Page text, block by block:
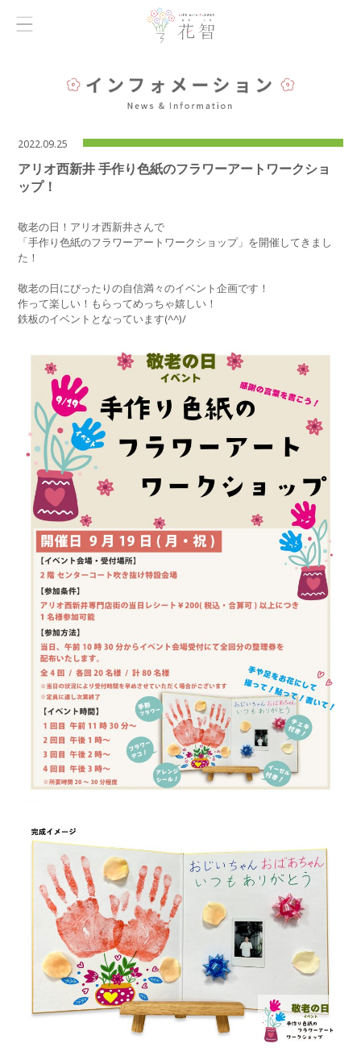
2022.09.25
アリオ西新井 手作り色紙のフラワーアートワークショ
ップ！
敬老の日！アリオ西新井さんで
「手作り色紙のフラワーアートワークショップ」を開催してきまし
た！
敬老の日にぴったりの自信満々のイベント企画です！
作って楽しい！もらってめっちゃ嬉しい！
鉄板のイベントとなっています(^^)/